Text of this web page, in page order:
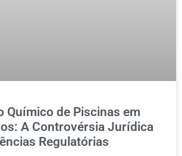
Químico de Piscinas em
A Controvérsia Jurídica
Regulatórias